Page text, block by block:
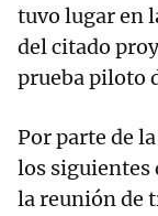
tuvo lugar en
del citado
prueba piloto
Por parte de
los siguientes
la reunión de